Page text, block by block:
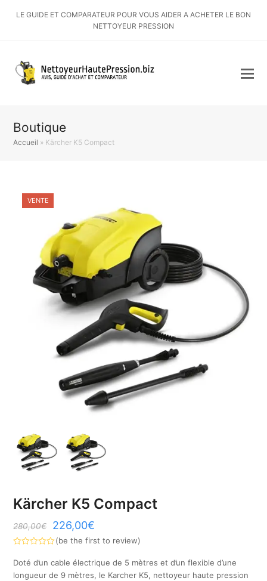
LE GUIDE ET COMPARATEUR POUR VOUS AIDER A ACHETER LE BON
NETTOYEUR PRESSION
Boutique
Accueil » Kärcher K5 Compact
VENTE
Kärcher K5 Compact
280,00€ 226,00€
0
sur
5
(be the first to review)
Doté d’un cable électrique de 5 mètres et d’un flexible d’une
longueur de 9 mètres, le Karcher K5, nettoyeur haute pression